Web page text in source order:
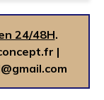
24/48H.
|